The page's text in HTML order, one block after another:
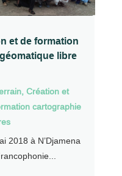
et de formation
libre
, Création et
cartographie
2018 à N’Djamena